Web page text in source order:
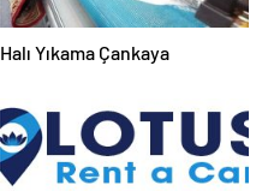
Halı Yıkama Çankaya